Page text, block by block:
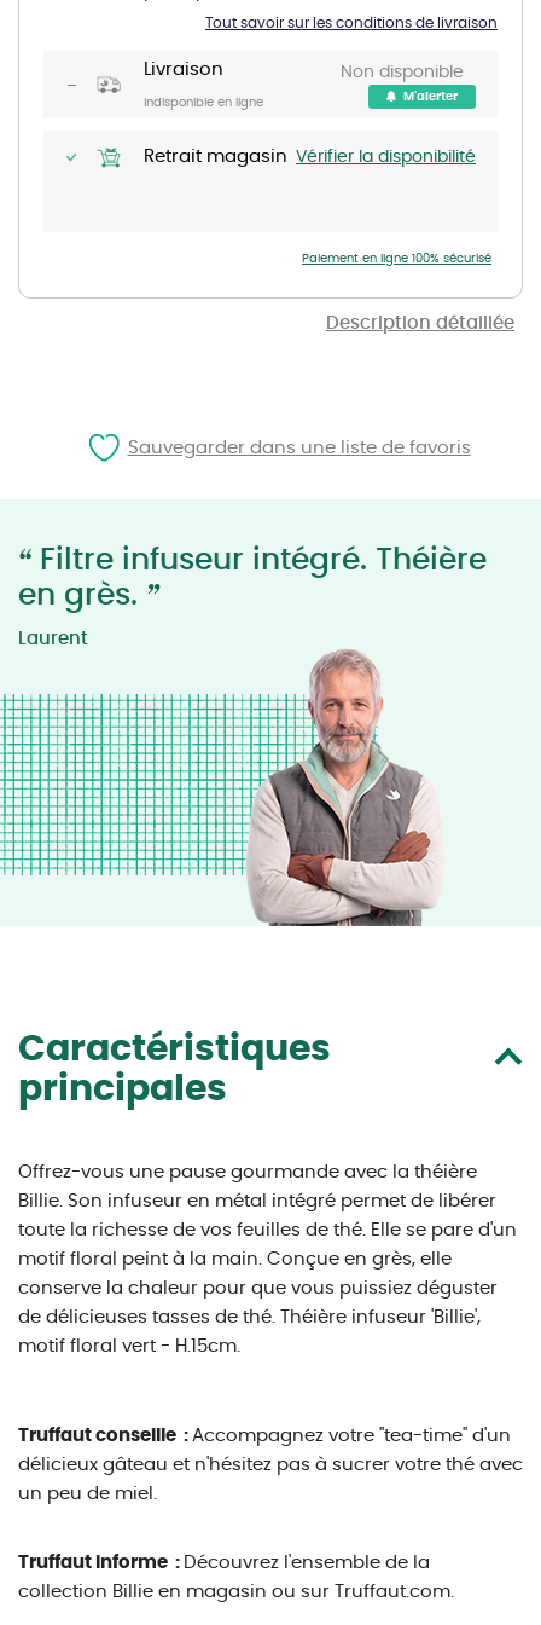
Description détaillée
Livraison
Indisponible en ligne
Non disponible
M'alerter
Retrait magasin Vérifier la disponibilité
Tout savoir sur les conditions de livraison
Paiement en ligne 100% sécurisé
“ Filtre infuseur intégré. Théière
en grès. ”
Laurent
Caractéristiques
principales
Offrez-vous une pause gourmande avec la théière
Billie. Son infuseur en métal intégré permet de libérer
toute la richesse de vos feuilles de thé. Elle se pare d'un
motif floral peint à la main. Conçue en grès, elle
conserve la chaleur pour que vous puissiez déguster
de délicieuses tasses de thé. Théière infuseur 'Billie',
motif floral vert - H.15cm.
Truffaut conseille : Accompagnez votre "tea-time" d'un
délicieux gâteau et n'hésitez pas à sucrer votre thé avec
un peu de miel.
Truffaut informe : Découvrez l'ensemble de la
collection Billie en magasin ou sur Truffaut.com.
Sauvegarder dans une liste de favoris